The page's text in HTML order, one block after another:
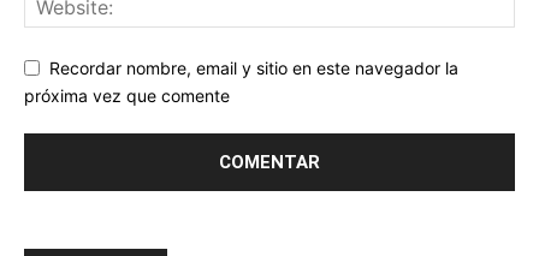
Recordar nombre, email y sitio en este navegador la
próxima vez que comente